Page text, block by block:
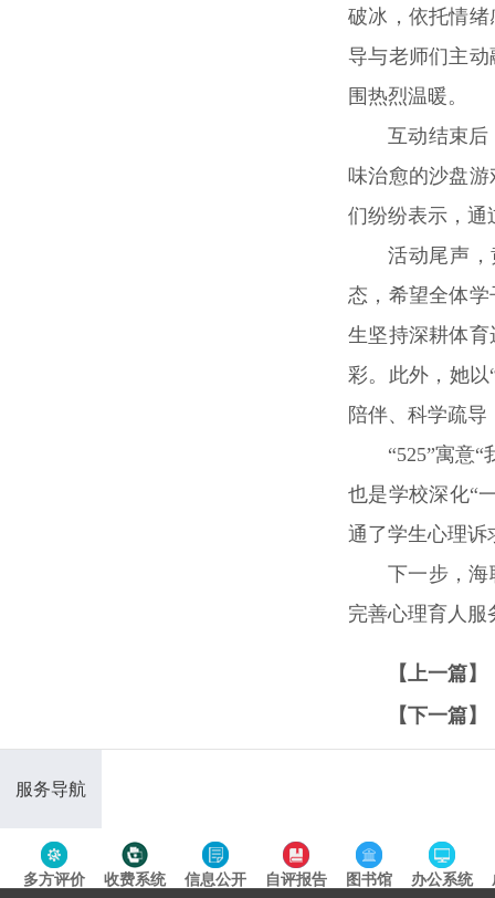
破冰，依托情
导与老师们主
围热烈温暖。
互动结束后
味治愈的沙盘
们纷纷表示，通
活动尾声
态，希望全体
生坚持深耕体
彩。此外，她
陪伴、科学疏
“525”寓意
也是学校深化“
通了学生心理诉
下一步，海
完善心理育人服
【上一篇】
【下一篇】
服务导航
多方评价 收费系统 信息公开 自评报告 图书馆 办公系统